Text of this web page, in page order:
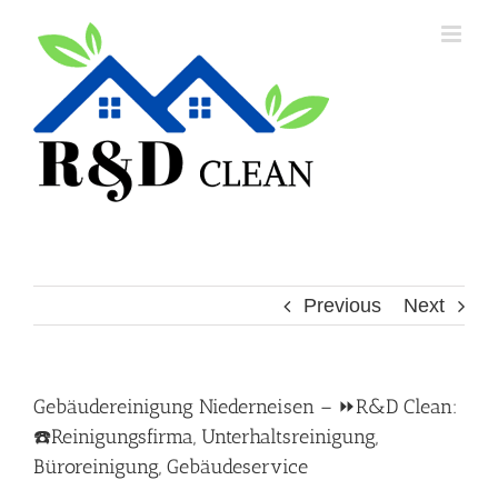
Previous Next
Gebäudereinigung Niederneisen – ⏩R&D Clean:
☎️Reinigungsfirma, Unterhaltsreinigung,
Büroreinigung, Gebäudeservice